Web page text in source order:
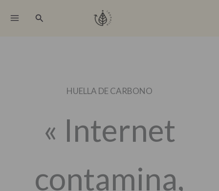
Buscar
HUELLA DE CARBONO
« Internet
contamina,